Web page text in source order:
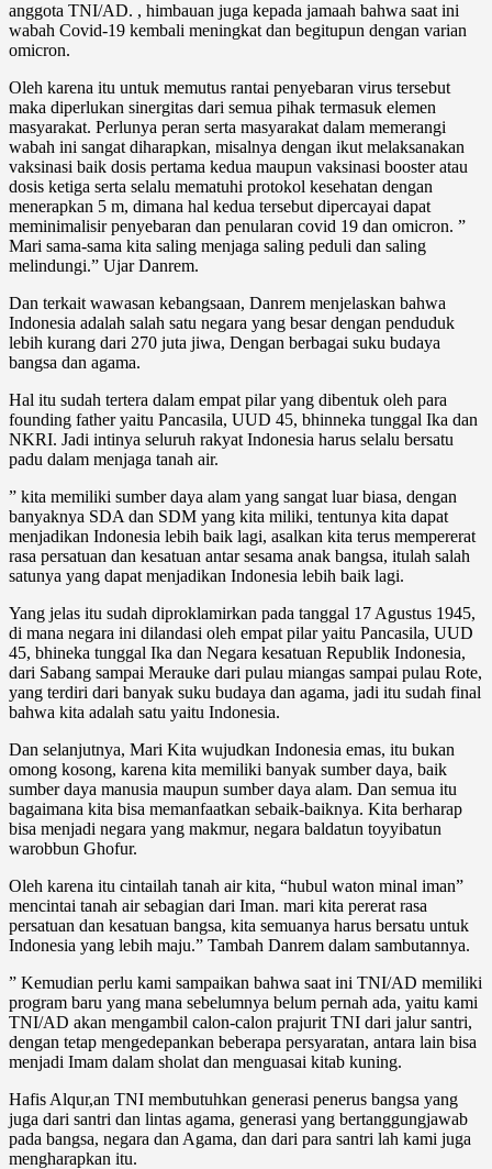
anggota TNI/AD. , himbauan juga kepada jamaah bahwa saat ini
wabah Covid-19 kembali meningkat dan begitupun dengan varian
omicron.
Oleh karena itu untuk memutus rantai penyebaran virus tersebut
maka diperlukan sinergitas dari semua pihak termasuk elemen
masyarakat. Perlunya peran serta masyarakat dalam memerangi
wabah ini sangat diharapkan, misalnya dengan ikut melaksanakan
vaksinasi baik dosis pertama kedua maupun vaksinasi booster atau
dosis ketiga serta selalu mematuhi protokol kesehatan dengan
menerapkan 5 m, dimana hal kedua tersebut dipercayai dapat
meminimalisir penyebaran dan penularan covid 19 dan omicron. ”
Mari sama-sama kita saling menjaga saling peduli dan saling
melindungi.” Ujar Danrem.
Dan terkait wawasan kebangsaan, Danrem menjelaskan bahwa
Indonesia adalah salah satu negara yang besar dengan penduduk
lebih kurang dari 270 juta jiwa, Dengan berbagai suku budaya
bangsa dan agama.
Hal itu sudah tertera dalam empat pilar yang dibentuk oleh para
founding father yaitu Pancasila, UUD 45, bhinneka tunggal Ika dan
NKRI. Jadi intinya seluruh rakyat Indonesia harus selalu bersatu
padu dalam menjaga tanah air.
” kita memiliki sumber daya alam yang sangat luar biasa, dengan
banyaknya SDA dan SDM yang kita miliki, tentunya kita dapat
menjadikan Indonesia lebih baik lagi, asalkan kita terus mempererat
rasa persatuan dan kesatuan antar sesama anak bangsa, itulah salah
satunya yang dapat menjadikan Indonesia lebih baik lagi.
Yang jelas itu sudah diproklamirkan pada tanggal 17 Agustus 1945,
di mana negara ini dilandasi oleh empat pilar yaitu Pancasila, UUD
45, bhineka tunggal Ika dan Negara kesatuan Republik Indonesia,
dari Sabang sampai Merauke dari pulau miangas sampai pulau Rote,
yang terdiri dari banyak suku budaya dan agama, jadi itu sudah final
bahwa kita adalah satu yaitu Indonesia.
Dan selanjutnya, Mari Kita wujudkan Indonesia emas, itu bukan
omong kosong, karena kita memiliki banyak sumber daya, baik
sumber daya manusia maupun sumber daya alam. Dan semua itu
bagaimana kita bisa memanfaatkan sebaik-baiknya. Kita berharap
bisa menjadi negara yang makmur, negara baldatun toyyibatun
warobbun Ghofur.
Oleh karena itu cintailah tanah air kita, “hubul waton minal iman”
mencintai tanah air sebagian dari Iman. mari kita pererat rasa
persatuan dan kesatuan bangsa, kita semuanya harus bersatu untuk
Indonesia yang lebih maju.” Tambah Danrem dalam sambutannya.
” Kemudian perlu kami sampaikan bahwa saat ini TNI/AD memiliki
program baru yang mana sebelumnya belum pernah ada, yaitu kami
TNI/AD akan mengambil calon-calon prajurit TNI dari jalur santri,
dengan tetap mengedepankan beberapa persyaratan, antara lain bisa
menjadi Imam dalam sholat dan menguasai kitab kuning.
Hafis Alqur,an TNI membutuhkan generasi penerus bangsa yang
juga dari santri dan lintas agama, generasi yang bertanggungjawab
pada bangsa, negara dan Agama, dan dari para santri lah kami juga
mengharapkan itu.